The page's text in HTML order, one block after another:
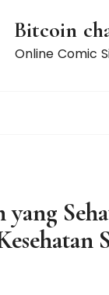
Bitcoin
Online Comic
yang